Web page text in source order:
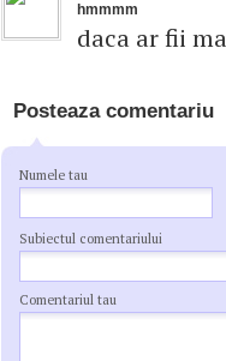
hmmmm
daca ar fii
Posteaza comentariu
Numele tau
Subiectul comentariului
Comentariul tau